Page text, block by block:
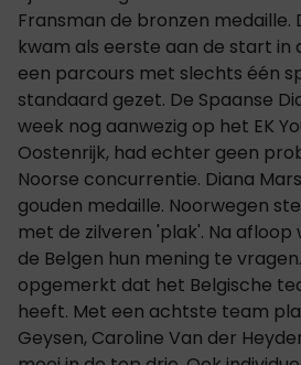
Fransman de bronzen medaille.
kwam als eerste aan de start in
een parcours met slechts één
standaard gezet. De Spaanse
week nog aanwezig op het EK
Oostenrijk, had echter geen
Noorse concurrentie. Diana
gouden medaille. Noorwegen
met de zilveren 'plak'. Na
de Belgen hun mening te
opgemerkt dat het Belgische
heeft. Met een achtste team
Geysen, Caroline Van der